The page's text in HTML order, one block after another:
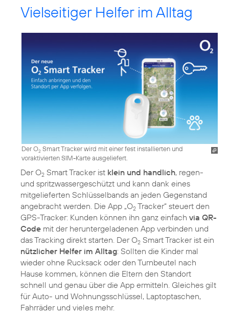
Vielseitiger Helfer im Alltag
Der O2 Smart Tracker wird mit einer fest installierten und
voraktivierten SIM-Karte ausgeliefert.
Der O2 Smart Tracker ist klein und handlich, regen-
und spritzwassergeschützt und kann dank eines
mitgelieferten Schlüsselbands an jeden Gegenstand
angebracht werden. Die App „O2 Tracker“ steuert den
GPS-Tracker: Kunden können ihn ganz einfach via QR-
Code mit der heruntergeladenen App verbinden und
das Tracking direkt starten. Der O2 Smart Tracker ist ein
nützlicher Helfer im Alltag: Sollten die Kinder mal
wieder ohne Rucksack oder den Turnbeutel nach
Hause kommen, können die Eltern den Standort
schnell und genau über die App ermitteln. Gleiches gilt
für Auto- und Wohnungsschlüssel, Laptoptaschen,
Fahrräder und vieles mehr.